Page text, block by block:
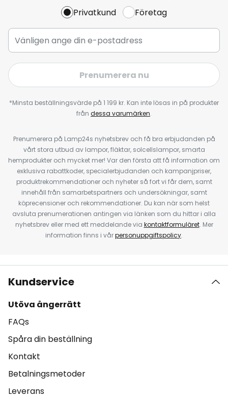
Privatkund Företag
Prenumerera nu
*Minsta beställningsvärde på 1 199 kr. Kan inte lösas in på produkter
från dessa varumärken.
Prenumerera på Lamp24s nyhetsbrev och få bra erbjudanden på
vårt stora utbud av lampor, fläktar, solcellslampor, smarta
hemprodukter och mycket mer! Var den första att få information om
exklusiva rabattkoder, specialerbjudanden och kampanjpriser,
produktrekommendationer och nyheter så fort vi får dem, samt
innehåll från samarbetspartners och undersökningar, samt
köprecensioner och rekommendationer. Du kan när som helst
avsluta prenumerationen antingen via länken som du hittar i alla
nyhetsbrev eller med ett meddelande via kontaktformuläret. Mer
information finns i vårpersonuppgiftspolicy.
Kundservice
Utöva ångerrätt
FAQs
Spåra din beställning
Kontakt
Betalningsmetoder
Leverans